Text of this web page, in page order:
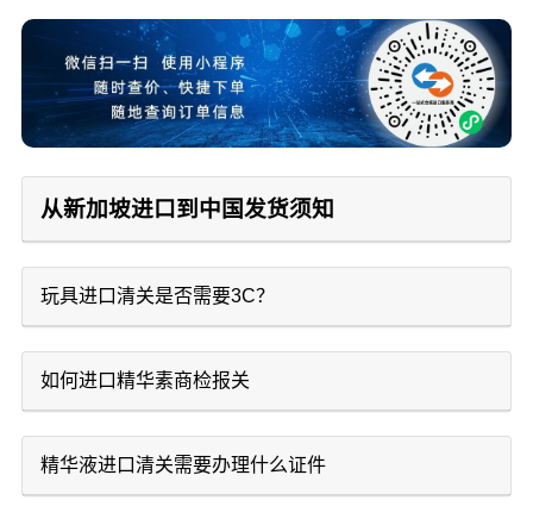
从新加坡进口到中国发货须知
玩具进口清关是否需要3C？
如何进口精华素商检报关
精华液进口清关需要办理什么证件